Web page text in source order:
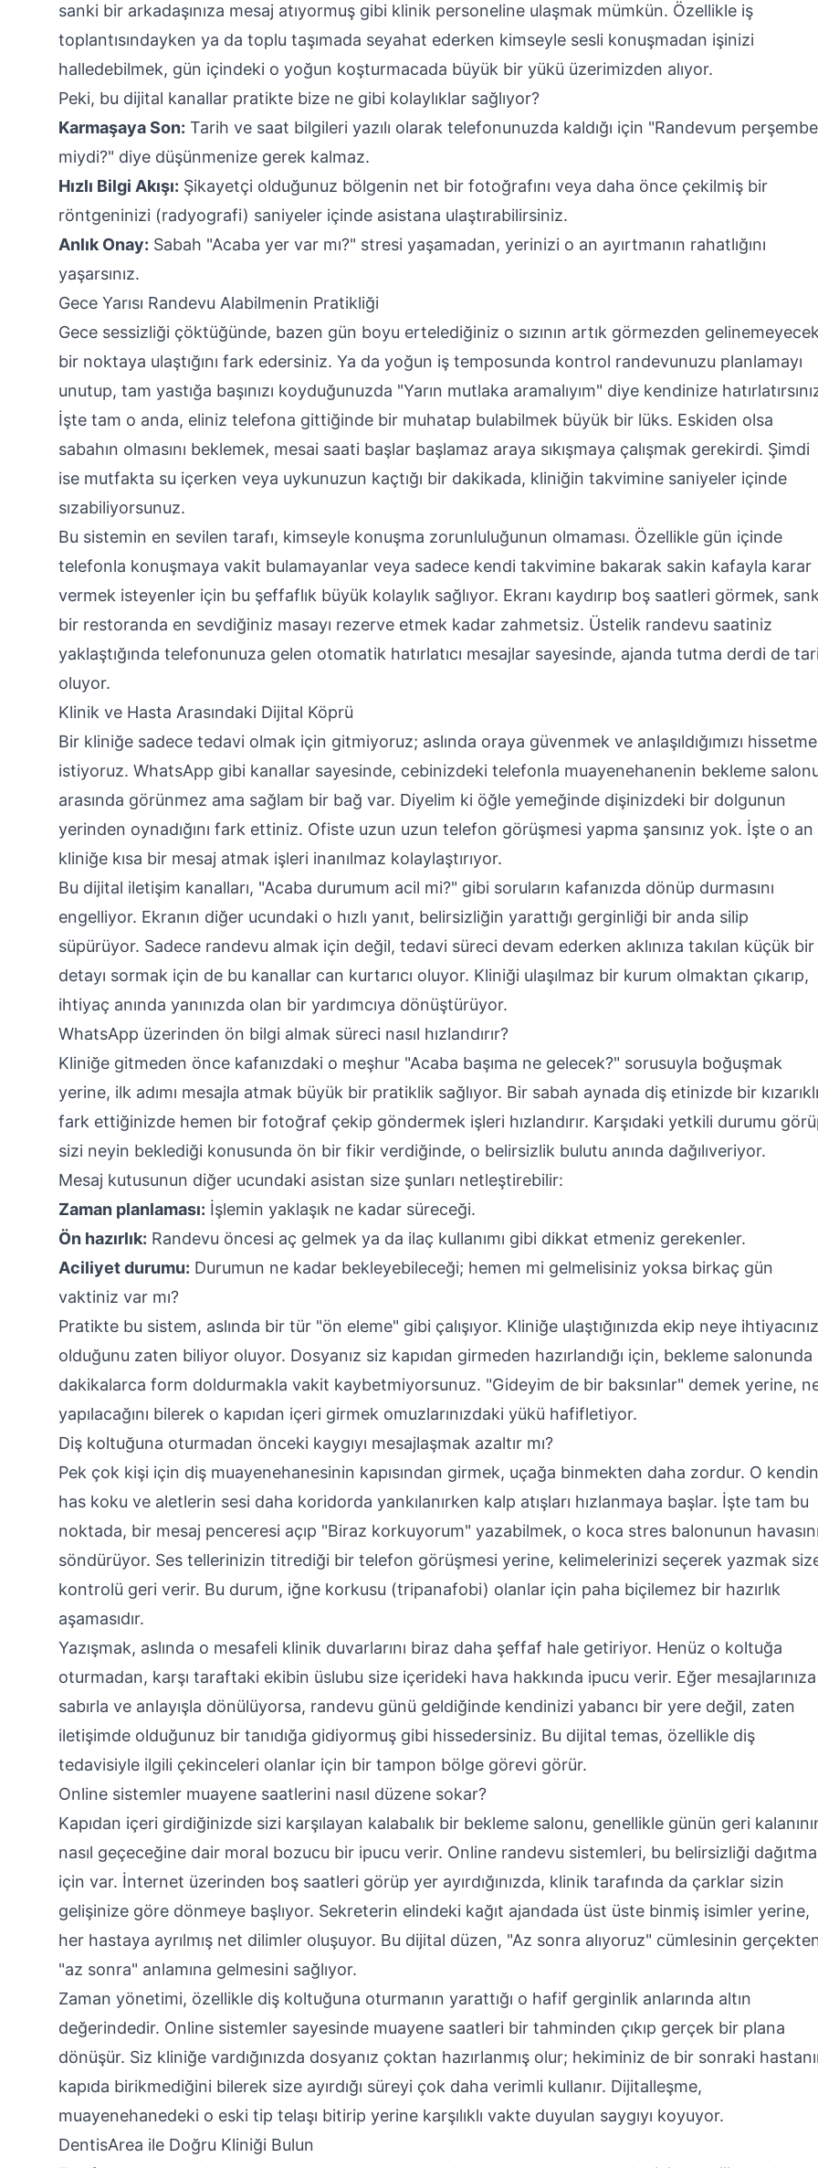
sanki bir arkadaşınıza mesaj atıyormuş gibi klinik personeline ulaşmak mümkün. Özellikle iş
toplantısındayken ya da toplu taşımada seyahat ederken kimseyle sesli konuşmadan işinizi
halledebilmek, gün içindeki o yoğun koşturmacada büyük bir yükü üzerimizden alıyor.
Peki, bu dijital kanallar pratikte bize ne gibi kolaylıklar sağlıyor?
Karmaşaya Son: Tarih ve saat bilgileri yazılı olarak telefonunuzda kaldığı için "Randevum perşembe
miydi?" diye düşünmenize gerek kalmaz.
Hızlı Bilgi Akışı: Şikayetçi olduğunuz bölgenin net bir fotoğrafını veya daha önce çekilmiş bir
röntgeninizi (radyografi) saniyeler içinde asistana ulaştırabilirsiniz.
Anlık Onay: Sabah "Acaba yer var mı?" stresi yaşamadan, yerinizi o an ayırtmanın rahatlığını
yaşarsınız.
Gece Yarısı Randevu Alabilmenin Pratikliği
Gece sessizliği çöktüğünde, bazen gün boyu ertelediğiniz o sızının artık görmezden
bir noktaya ulaştığını fark edersiniz. Ya da yoğun iş temposunda kontrol randevunuzu planlamayı
unutup, tam yastığa başınızı koyduğunuzda "Yarın mutlaka aramalıyım" diye kendinize
İşte tam o anda, eliniz telefona gittiğinde bir muhatap bulabilmek büyük bir lüks. Eskiden olsa
sabahın olmasını beklemek, mesai saati başlar başlamaz araya sıkışmaya çalışmak gerekirdi. Şimdi
ise mutfakta su içerken veya uykunuzun kaçtığı bir dakikada, kliniğin takvimine saniyeler içinde
sızabiliyorsunuz.
Bu sistemin en sevilen tarafı, kimseyle konuşma zorunluluğunun olmaması. Özellikle gün içinde
telefonla konuşmaya vakit bulamayanlar veya sadece kendi takvimine bakarak sakin kafayla karar
vermek isteyenler için bu şeffaflık büyük kolaylık sağlıyor. Ekranı kaydırıp boş saatleri görmek,
bir restoranda en sevdiğiniz masayı rezerve etmek kadar zahmetsiz. Üstelik randevu saatiniz
yaklaştığında telefonunuza gelen otomatik hatırlatıcı mesajlar sayesinde, ajanda tutma derdi de
oluyor.
Klinik ve Hasta Arasındaki Dijital Köprü
Bir kliniğe sadece tedavi olmak için gitmiyoruz; aslında oraya güvenmek ve anlaşıldığımızı
istiyoruz. WhatsApp gibi kanallar sayesinde, cebinizdeki telefonla muayenehanenin bekleme
arasında görünmez ama sağlam bir bağ var. Diyelim ki öğle yemeğinde dişinizdeki bir dolgunun
yerinden oynadığını fark ettiniz. Ofiste uzun uzun telefon görüşmesi yapma şansınız yok. İşte o an
kliniğe kısa bir mesaj atmak işleri inanılmaz kolaylaştırıyor.
Bu dijital iletişim kanalları, "Acaba durumum acil mi?" gibi soruların kafanızda dönüp durmasını
engelliyor. Ekranın diğer ucundaki o hızlı yanıt, belirsizliğin yarattığı gerginliği bir anda silip
süpürüyor. Sadece randevu almak için değil, tedavi süreci devam ederken aklınıza takılan küçük bir
detayı sormak için de bu kanallar can kurtarıcı oluyor. Kliniği ulaşılmaz bir kurum olmaktan çıkarıp,
ihtiyaç anında yanınızda olan bir yardımcıya dönüştürüyor.
WhatsApp üzerinden ön bilgi almak süreci nasıl hızlandırır?
Kliniğe gitmeden önce kafanızdaki o meşhur "Acaba başıma ne gelecek?" sorusuyla boğuşmak
yerine, ilk adımı mesajla atmak büyük bir pratiklik sağlıyor. Bir sabah aynada diş etinizde bir
fark ettiğinizde hemen bir fotoğraf çekip göndermek işleri hızlandırır. Karşıdaki yetkili durumu
sizi neyin beklediği konusunda ön bir fikir verdiğinde, o belirsizlik bulutu anında dağılıveriyor.
Mesaj kutusunun diğer ucundaki asistan size şunları netleştirebilir:
Zaman planlaması: İşlemin yaklaşık ne kadar süreceği.
Ön hazırlık: Randevu öncesi aç gelmek ya da ilaç kullanımı gibi dikkat etmeniz gerekenler.
Aciliyet durumu: Durumun ne kadar bekleyebileceği; hemen mi gelmelisiniz yoksa birkaç gün
vaktiniz var mı?
Pratikte bu sistem, aslında bir tür "ön eleme" gibi çalışıyor. Kliniğe ulaştığınızda ekip neye ihtiyacınız
olduğunu zaten biliyor oluyor. Dosyanız siz kapıdan girmeden hazırlandığı için, bekleme salonunda
dakikalarca form doldurmakla vakit kaybetmiyorsunuz. "Gideyim de bir baksınlar" demek yerine,
yapılacağını bilerek o kapıdan içeri girmek omuzlarınızdaki yükü hafifletiyor.
Diş koltuğuna oturmadan önceki kaygıyı mesajlaşmak azaltır mı?
Pek çok kişi için diş muayenehanesinin kapısından girmek, uçağa binmekten daha zordur. O
has koku ve aletlerin sesi daha koridorda yankılanırken kalp atışları hızlanmaya başlar. İşte tam bu
noktada, bir mesaj penceresi açıp "Biraz korkuyorum" yazabilmek, o koca stres balonunun
söndürüyor. Ses tellerinizin titrediği bir telefon görüşmesi yerine, kelimelerinizi seçerek yazmak
kontrolü geri verir. Bu durum, iğne korkusu (tripanafobi) olanlar için paha biçilemez bir hazırlık
aşamasıdır.
Yazışmak, aslında o mesafeli klinik duvarlarını biraz daha şeffaf hale getiriyor. Henüz o koltuğa
oturmadan, karşı taraftaki ekibin üslubu size içerideki hava hakkında ipucu verir. Eğer mesajlarınıza
sabırla ve anlayışla dönülüyorsa, randevu günü geldiğinde kendinizi yabancı bir yere değil, zaten
iletişimde olduğunuz bir tanıdığa gidiyormuş gibi hissedersiniz. Bu dijital temas, özellikle diş
tedavisiyle ilgili çekinceleri olanlar için bir tampon bölge görevi görür.
Online sistemler muayene saatlerini nasıl düzene sokar?
Kapıdan içeri girdiğinizde sizi karşılayan kalabalık bir bekleme salonu, genellikle günün geri
nasıl geçeceğine dair moral bozucu bir ipucu verir. Online randevu sistemleri, bu belirsizliği
için var. İnternet üzerinden boş saatleri görüp yer ayırdığınızda, klinik tarafında da çarklar sizin
gelişinize göre dönmeye başlıyor. Sekreterin elindeki kağıt ajandada üst üste binmiş isimler yerine,
her hastaya ayrılmış net dilimler oluşuyor. Bu dijital düzen, "Az sonra alıyoruz" cümlesinin
"az sonra" anlamına gelmesini sağlıyor.
Zaman yönetimi, özellikle diş koltuğuna oturmanın yarattığı o hafif gerginlik anlarında altın
değerindedir. Online sistemler sayesinde muayene saatleri bir tahminden çıkıp gerçek bir plana
dönüşür. Siz kliniğe vardığınızda dosyanız çoktan hazırlanmış olur; hekiminiz de bir sonraki
kapıda birikmediğini bilerek size ayırdığı süreyi çok daha verimli kullanır. Dijitalleşme,
muayenehanedeki o eski tip telaşı bitirip yerine karşılıklı vakte duyulan saygıyı koyuyor.
DentisArea ile Doğru Kliniği Bulun